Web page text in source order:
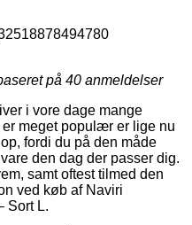
på 40 anmeldelser
i vore dage mange
meget populær er lige nu
fordi du på den måde
den dag der passer dig.
samt oftest tilmed den
ved køb af Naviri
Sort L.